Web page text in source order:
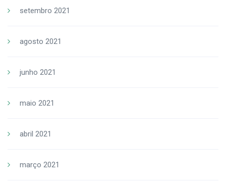
setembro 2021
agosto 2021
junho 2021
maio 2021
abril 2021
março 2021